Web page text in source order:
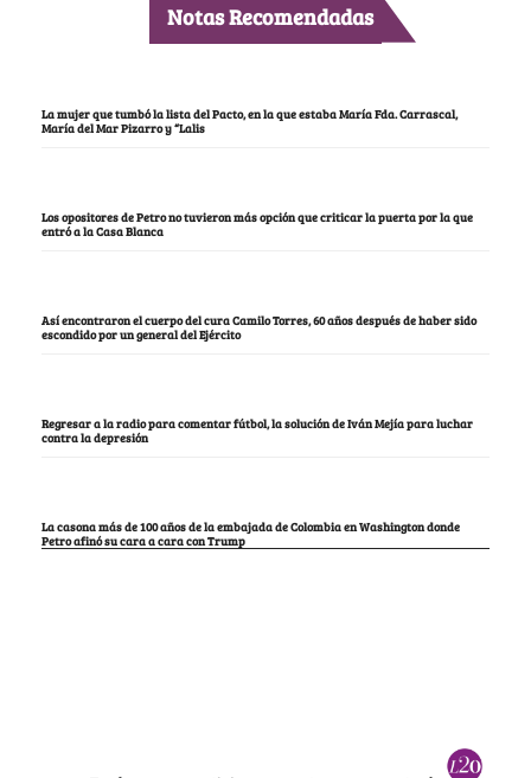
Notas Recomendadas
La mujer que tumbó la lista del Pacto, en la que estaba María Fda. Carrascal,
María del Mar Pizarro y “Lalis
Los opositores de Petro no tuvieron más opción que criticar la puerta por la que
entró a la Casa Blanca
Así encontraron el cuerpo del cura Camilo Torres, 60 años después de haber sido
escondido por un general del Ejército
Regresar a la radio para comentar fútbol, la solución de Iván Mejía para luchar
contra la depresión
La casona más de 100 años de la embajada de Colombia en Washington donde
Petro afinó su cara a cara con Trump